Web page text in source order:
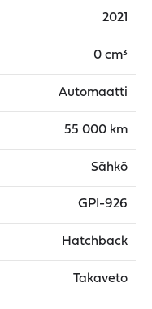
2021
0 cm³
Automaatti
55 000 km
Sähkö
GPI-926
Hatchback
Takaveto